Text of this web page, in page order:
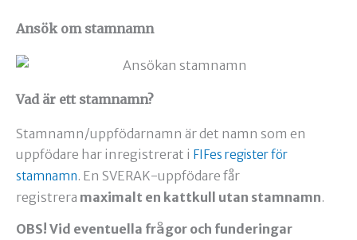
Ansök om stamnamn
Vad är ett stamnamn?
Stamnamn/uppfödarnamn är det namn som en
uppfödare har inregistrerat i FIFes register för
stamnamn. En SVERAK-uppfödare får
registrera maximalt en kattkull utan stamnamn.
OBS! Vid eventuella frågor och funderingar